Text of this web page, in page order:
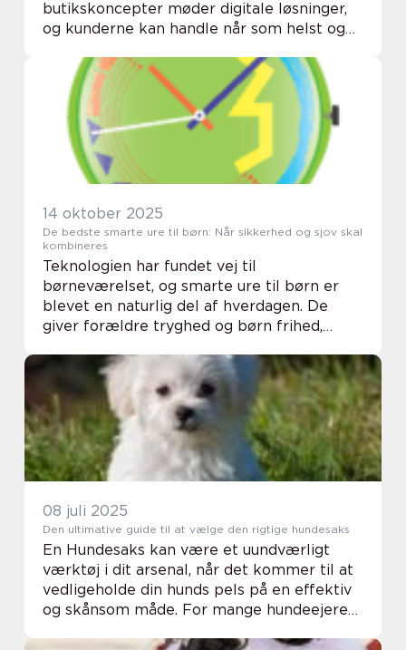
butikskoncepter møder digitale løsninger,
og kunderne kan handle når som helst og
muligheder, men...
14 oktober 2025
De bedste smarte ure til børn: Når sikkerhed og sjov skal
kombineres
Teknologien har fundet vej til
børneværelset, og smarte ure til børn er
blevet en naturlig del af hverdagen. De
giver forældre tryghed og børn frihed,
og sikkerhed i &ea...
08 juli 2025
Den ultimative guide til at vælge den rigtige hundesaks
En Hundesaks kan være et uundværligt
værktøj i dit arsenal, når det kommer til at
vedligeholde din hunds pels på en effektiv
og skånsom måde. For mange hundeejere